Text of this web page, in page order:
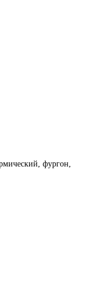
фургон,